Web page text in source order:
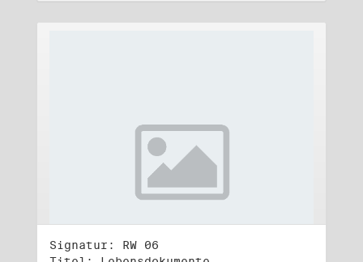
Signatur: RW 06